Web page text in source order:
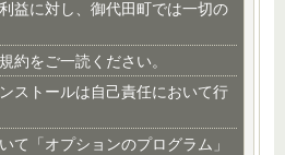
益に対し、御代田町では一切の
約をご一読ください。
ストールは自己責任において行
て「オプションのプログラム」